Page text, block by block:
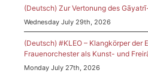
(Deutsch) Zur Vertonung des
Wednesday July 29th, 2026
(Deutsch) #KLEO – Klangkörper der
Frauenorchester als Kunst- und
Monday July 27th, 2026